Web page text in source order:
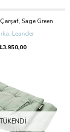
Sage Green
Leander
TÜKENDI